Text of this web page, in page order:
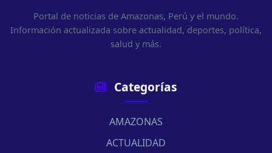
Portal de noticias de Amazonas, Perú y el mundo.
Información actualizada sobre actualidad, deportes, política,
salud y más.
Categorías
AMAZONAS
ACTUALIDAD